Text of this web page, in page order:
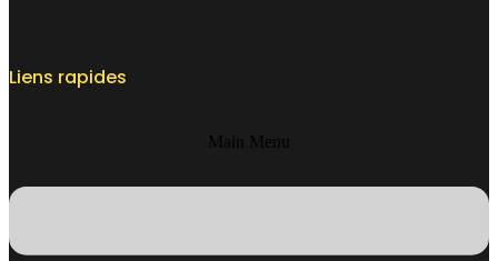
Liens rapides
Main Menu